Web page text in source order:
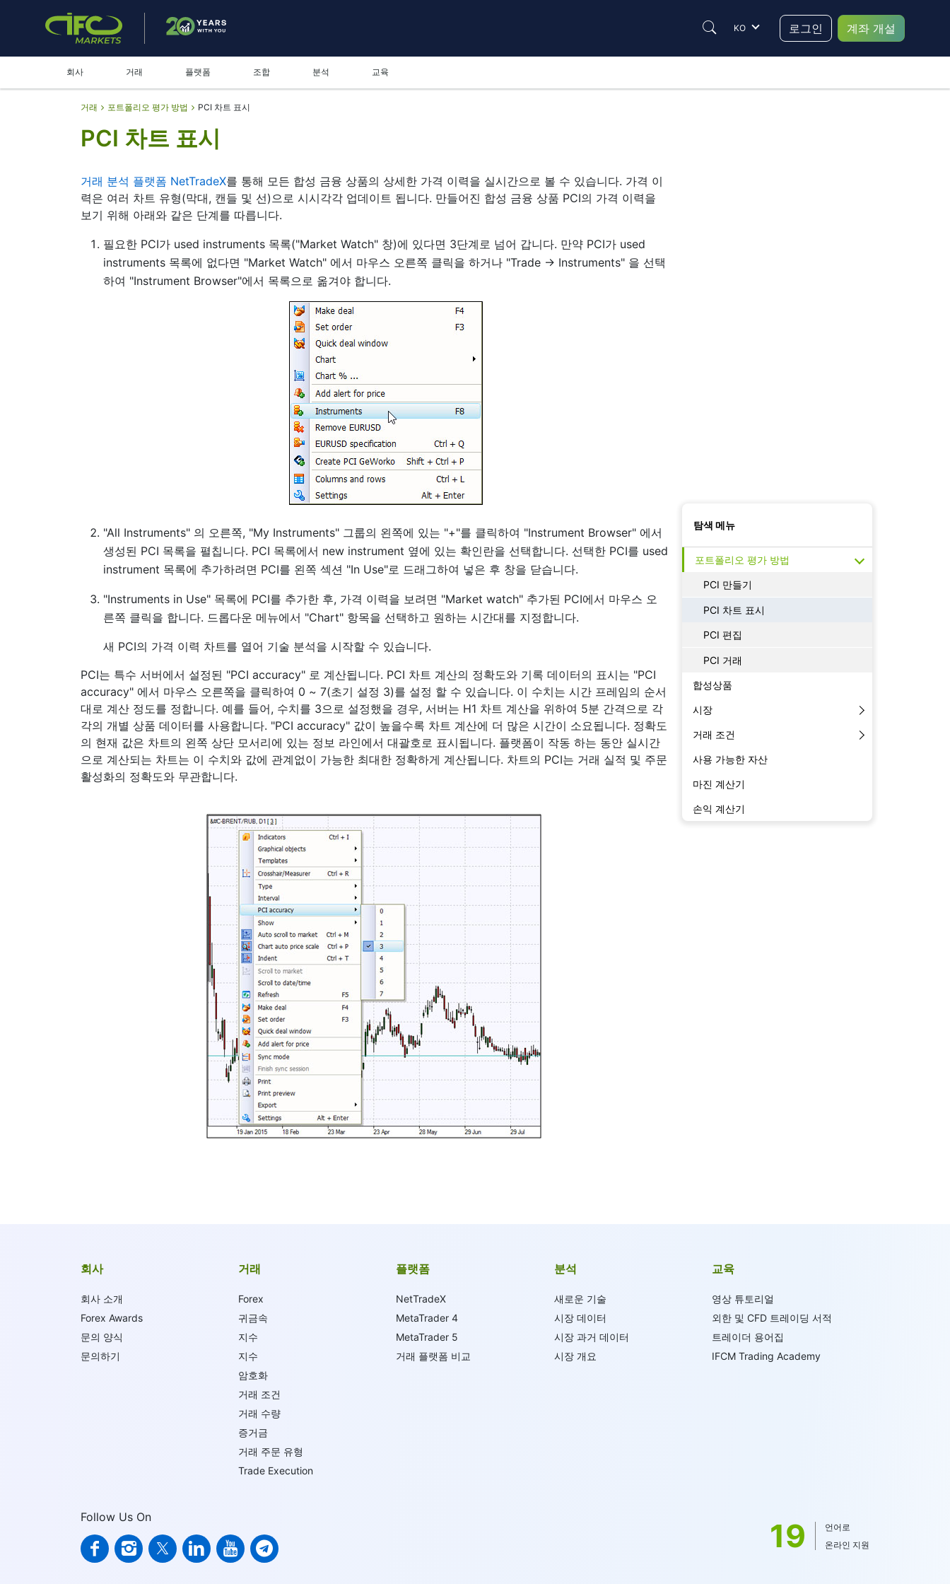
KO 로그인 계좌 개설
회사 거래 플랫폼 조합 분석 교육
거래 포트폴리오 평가 방법 PCI 차트 표시
PCI 차트 표시
거래 분석 플랫폼 NetTradeX를 통해 모든 합성 금융 상품의 상세한 가격 이력을 실시간으로 볼 수 있습니다. 가격 이
력은 여러 차트 유형(막대, 캔들 및 선)으로 시시각각 업데이트 됩니다. 만들어진 합성 금융 상품 PCI의 가격 이력을
보기 위해 아래와 같은 단계를 따릅니다.
필요한 PCI가 used instruments 목록("Market Watch" 창)에 있다면 3단계로 넘어 갑니다. 만약 PCI가 used
instruments 목록에 없다면 "Market Watch" 에서 마우스 오른쪽 클릭을 하거나 "Trade -> Instruments" 을 선택
하여 "Instrument Browser"에서 목록으로 옮겨야 합니다.
"All Instruments" 의 오른쪽, "My Instruments" 그룹의 왼쪽에 있는 "+"를 클릭하여 "Instrument Browser" 에서
생성된 PCI 목록을 펼칩니다. PCI 목록에서 new instrument 옆에 있는 확인란을 선택합니다. 선택한 PCI를 used
instrument 목록에 추가하려면 PCI를 왼쪽 섹션 "In Use"로 드래그하여 넣은 후 창을 닫습니다.
"Instruments in Use" 목록에 PCI를 추가한 후, 가격 이력을 보려면 "Market watch" 추가된 PCI에서 마우스 오
른쪽 클릭을 합니다. 드롭다운 메뉴에서 "Chart" 항목을 선택하고 원하는 시간대를 지정합니다.
새 PCI의 가격 이력 차트를 열어 기술 분석을 시작할 수 있습니다.
PCI는 특수 서버에서 설정된 "PCI accuracy" 로 계산됩니다. PCI 차트 계산의 정확도와 기록 데이터의 표시는 "PCI
accuracy" 에서 마우스 오른쪽을 클릭하여 0 ~ 7(초기 설정 3)를 설정 할 수 있습니다. 이 수치는 시간 프레임의 순서
대로 계산 정도를 정합니다. 예를 들어, 수치를 3으로 설정했을 경우, 서버는 H1 차트 계산을 위하여 5분 간격으로 각
각의 개별 상품 데이터를 사용합니다. "PCI accuracy" 값이 높을수록 차트 계산에 더 많은 시간이 소요됩니다. 정확도
의 현재 값은 차트의 왼쪽 상단 모서리에 있는 정보 라인에서 대괄호로 표시됩니다. 플랫폼이 작동 하는 동안 실시간
으로 계산되는 차트는 이 수치와 값에 관계없이 가능한 최대한 정확하게 계산됩니다. 차트의 PCI는 거래 실적 및 주문
활성화의 정확도와 무관합니다.
탐색 메뉴
포트폴리오 평가 방법
PCI 만들기
PCI 차트 표시
PCI 편집
PCI 거래
합성상품
시장
거래 조건
사용 가능한 자산
마진 계산기
손익 계산기
회사
회사 소개
Forex Awards
문의 양식
문의하기
거래
Forex
귀금속
지수
지수
암호화
거래 조건
거래 수량
증거금
거래 주문 유형
Trade Execution
플랫폼
NetTradeX
MetaTrader 4
MetaTrader 5
거래 플랫폼 비교
분석
새로운 기술
시장 데이터
시장 과거 데이터
시장 개요
교육
영상 튜토리얼
외한 및 CFD 트레이딩 서적
트레이더 용어집
IFCM Trading Academy
Follow Us On 19
언어로
온라인 지원